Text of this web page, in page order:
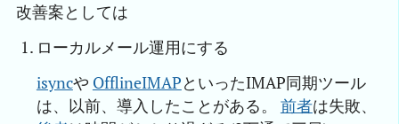
改善案としては
ローカルメール運用にする
isyncや OfflineIMAPといったIMAP同期ツール
は、以前、導入したことがある。 前者は失敗、